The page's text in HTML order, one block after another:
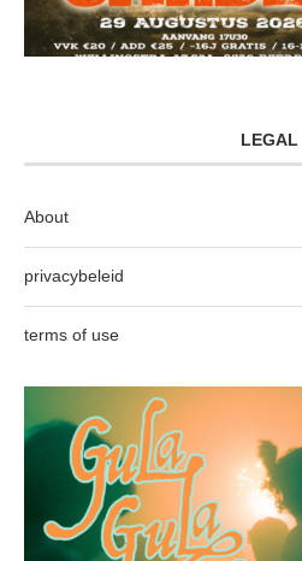
LEGAL
About
privacybeleid
terms of use